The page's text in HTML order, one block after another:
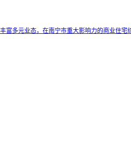
多元业态，在南宁市重大影响力的商业住宅